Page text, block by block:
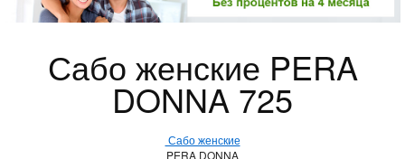
Сабо женские PERA
DONNA 725
Сабо женские
PERA DONNA